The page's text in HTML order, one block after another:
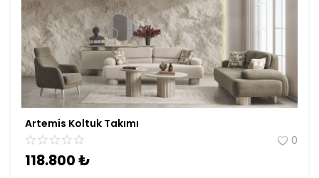
Artemis Koltuk Takımı
0
118.800₺